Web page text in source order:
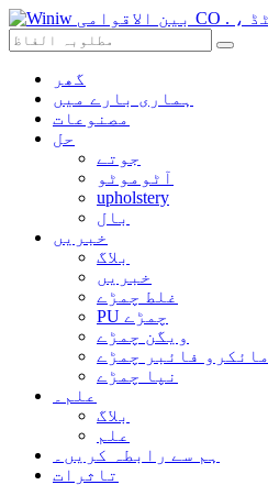
گھر
ہماری بارے ميں
مصنوعات
حل
جوتے
آٹوموٹو
upholstery
بال
خبریں
بلاگ
خبریں
غلط چمڑے
PU چمڑے
ویگن چمڑے
مائکرو فائبر چمڑے
نپا چمڑے
علم۔
بلاگ
علم
ہم سے رابطہ کریں۔
تاثرات